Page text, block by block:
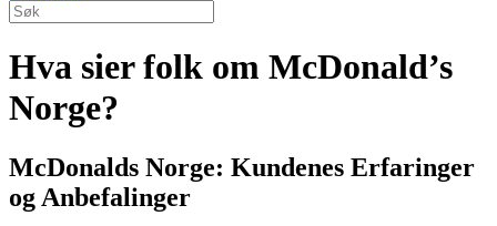
Hva sier folk om McDonald’s
Norge?
McDonalds Norge: Kundenes Erfaringer
og Anbefalinger